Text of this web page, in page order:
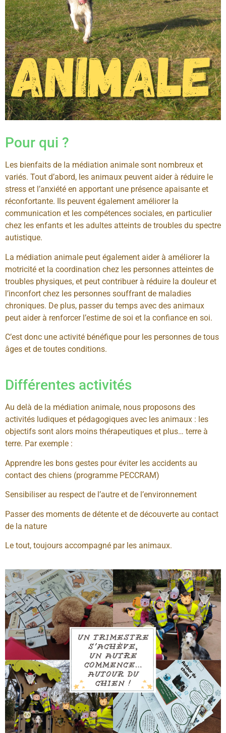
Pour qui ?
Les bienfaits de la médiation animale sont nombreux et
variés. Tout d’abord, les animaux peuvent aider à réduire le
stress et l’anxiété en apportant une présence apaisante et
réconfortante. Ils peuvent également améliorer la
communication et les compétences sociales, en particulier
chez les enfants et les adultes atteints de troubles du spectre
autistique.
La médiation animale peut également aider à améliorer la
motricité et la coordination chez les personnes atteintes de
troubles physiques, et peut contribuer à réduire la douleur et
l’inconfort chez les personnes souffrant de maladies
chroniques. De plus, passer du temps avec des animaux
peut aider à renforcer l’estime de soi et la confiance en soi.
C’est donc une activité bénéfique pour les personnes de tous
âges et de toutes conditions.
Différentes activités
Au delà de la médiation animale, nous proposons des
activités ludiques et pédagogiques avec les animaux : les
objectifs sont alors moins thérapeutiques et plus… terre à
terre. Par exemple :
Apprendre les bons gestes pour éviter les accidents au
contact des chiens (programme PECCRAM)
Sensibiliser au respect de l’autre et de l’environnement
Passer des moments de détente et de découverte au contact
de la nature
Le tout, toujours accompagné par les animaux.